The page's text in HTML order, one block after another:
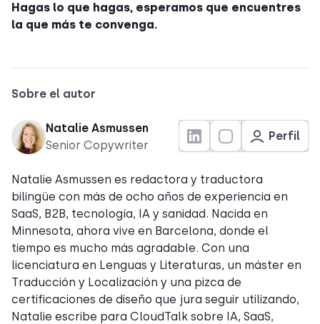
Hagas lo que hagas, esperamos que encuentres
la que más te convenga.
Sobre el autor
Natalie Asmussen
Senior Copywriter
Perfil
Natalie Asmussen es redactora y traductora
bilingüe con más de ocho años de experiencia en
SaaS, B2B, tecnología, IA y sanidad. Nacida en
Minnesota, ahora vive en Barcelona, donde el
tiempo es mucho más agradable. Con una
licenciatura en Lenguas y Literaturas, un máster en
Traducción y Localización y una pizca de
certificaciones de diseño que jura seguir utilizando,
Natalie escribe para CloudTalk sobre IA, SaaS,